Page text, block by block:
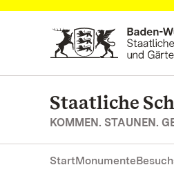
Zum Hauptinhalt springen
Staatliche
KOMMEN. STAUNEN.
StartMonumente